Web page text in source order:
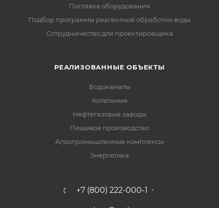
Поставка оборудования
Подбор программы реагентной обработки воды
Сотрудничество для проектировщика
РЕАЛИЗОВАННЫЕ ОБЪЕКТЫ
Водоканалы
Котельные
Нефтегазовые заводы
Пищевое производство
Агропромышленные комплексы
Энергетика
+7 (800) 222-000-1